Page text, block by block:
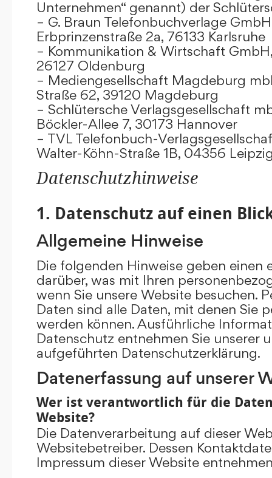
Unternehmen“ genannt) der
– G. Braun Telefonbuchverlage GmbH
Erbprinzenstraße 2a, 76133 Karlsruhe
– Kommunikation & Wirtschaft
26127 Oldenburg
– Mediengesellschaft Magdeburg
Straße 62, 39120 Magdeburg
– Schlütersche Verlagsgesellschaft
Böckler-Allee 7, 30173 Hannover
– TVL Telefonbuch-
Walter-Köhn-Straße 1B, 04356
Datenschutzhinweise
1. Datenschutz auf einen
Allgemeine Hinweise
Die folgenden Hinweise geben einen
darüber, was mit Ihren
wenn Sie unsere Website besuchen.
Daten sind alle Daten, mit denen Sie
werden können. Ausführliche
Datenschutz entnehmen Sie unserer
aufgeführten Datenschutzerklärung.
Datenerfassung auf unserer
Wer ist verantwortlich für die
Website?
Die Datenverarbeitung auf dieser
Websitebetreiber. Dessen
Impressum dieser Website